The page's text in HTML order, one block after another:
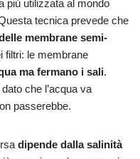
più utilizzata al mondo
tecnica prevede che
membrane semi-
filtri: le membrane
ma fermano i sali.
che l’acqua va
passerebbe.
dipende dalla salinità